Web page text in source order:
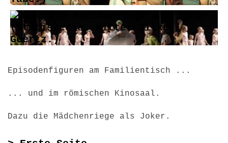
Episodenfiguren am Familientisch ...
... und im römischen Kinosaal.
Dazu die Mädchenriege als Joker.